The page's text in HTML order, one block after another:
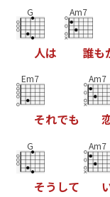
G
人は
Am7
誰も
Em7
それでも
Am7
G
そう して
Am7